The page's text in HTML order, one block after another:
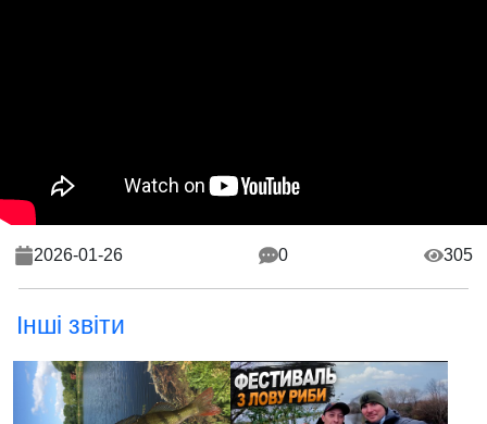
2026-01-26 0 305
Інші звіти